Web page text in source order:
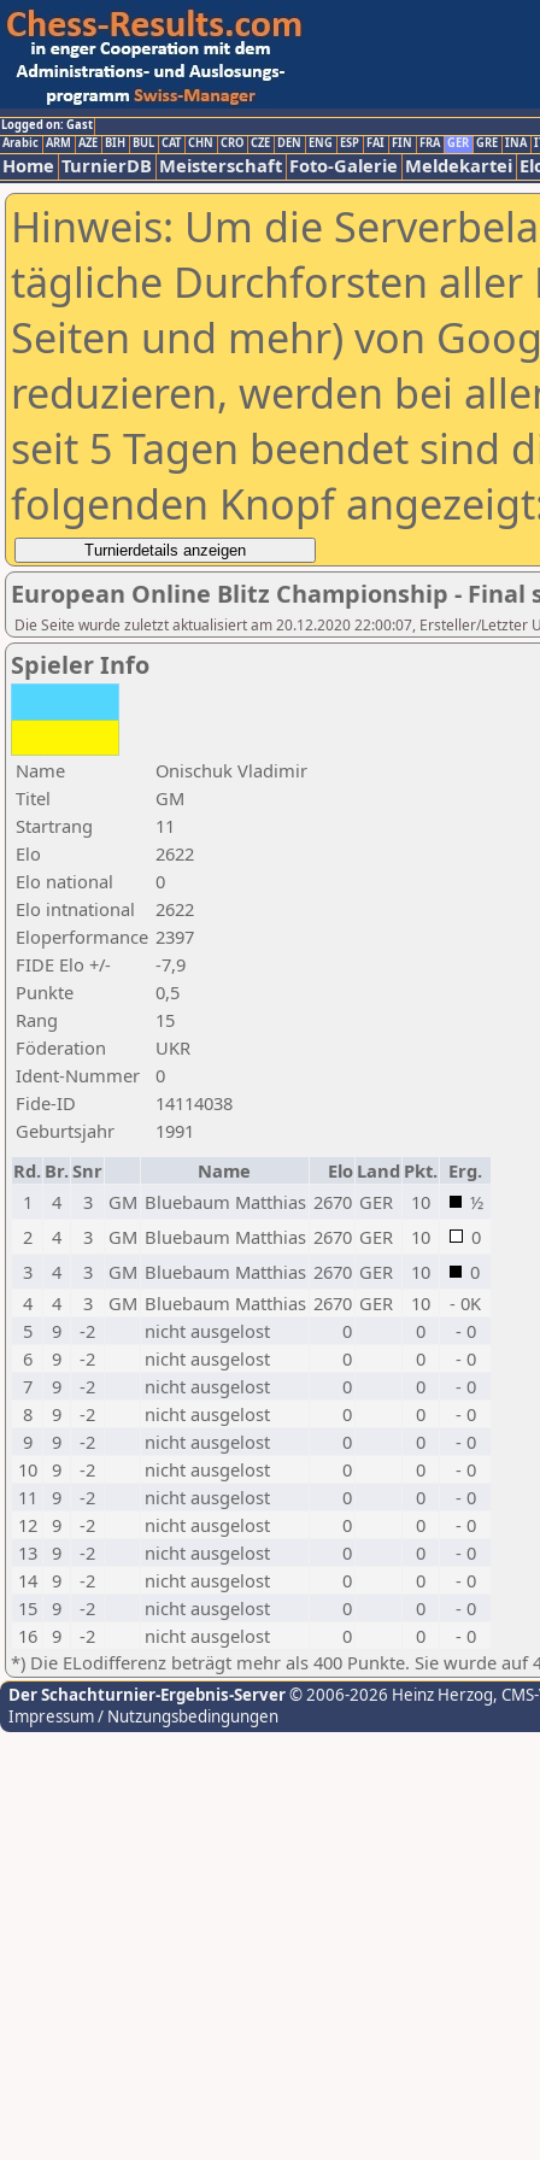
Logged on: Gast
Arabic ARM AZE BIH BUL CAT CHN CRO CZE DEN ENG ESP FAI FIN FRA GER GRE INA
Home TurnierDB Meisterschaft Foto-Galerie Meldekartei
Hinweis: Um die
tägliche Durchforsten aller
Seiten und mehr) von
reduzieren, werden bei
seit 5 Tagen beendet sind
folgenden Knopf
European Online Blitz Championship - Final
Die Seite wurde zuletzt aktualisiert am 20.12.2020 22:00:07, Ersteller/Letzter
Spieler Info
Name
Onischuk Vladimir
Titel
GM
Startrang
11
Elo
2622
Elo national
0
Elo intnational
2622
Eloperformance 2397
FIDE Elo +/-
-7,9
Punkte
0,5
Rang
15
Föderation
UKR
Ident-Nummer
0
Fide-ID
14114038
Geburtsjahr
1991
Rd. Br.Snr Name Elo Land Pkt. Erg.
1
4 3 GM Bluebaum Matthias 2670 GER 10
½
2
4 3 GM Bluebaum Matthias 2670 GER 10
0
3
4 3 GM Bluebaum Matthias 2670 GER 10
0
4
4 3 GM Bluebaum Matthias 2670 GER 10
- 0K
5
9 -2 nicht ausgelost 0 0
- 0
6
9 -2 nicht ausgelost 0 0
- 0
7
9 -2 nicht ausgelost 0 0
- 0
8
9 -2 nicht ausgelost 0 0
- 0
9
9 -2 nicht ausgelost 0 0
- 0
10
9 -2 nicht ausgelost 0 0
- 0
11
9 -2 nicht ausgelost 0 0
- 0
12
9 -2 nicht ausgelost 0 0
- 0
13
9 -2 nicht ausgelost 0 0
- 0
14
9 -2 nicht ausgelost 0 0
- 0
15
9 -2 nicht ausgelost 0 0
- 0
16
9 -2 nicht ausgelost 0 0
- 0
*) Die ELodifferenz beträgt mehr als 400 Punkte. Sie wurde auf
Der Schachturnier-Ergebnis-Server© 2006-2026 Heinz Herzog,
Impressum / Nutzungsbedingungen